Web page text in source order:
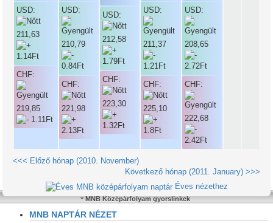
USD:
211,63
CHF:
219,85
USD:
210,79
CHF:
221,98
USD:
212,58
CHF:
223,30
USD:
211,37
CHF:
225,10
USD:
208,65
CHF:
222,68
<<< Előző hónap (2010. November)
Következő hónap (2011. January) >>>
Éves nézethez
MNB Középárfolyam gyorslinkek
MNB NAPTÁR NÉZET